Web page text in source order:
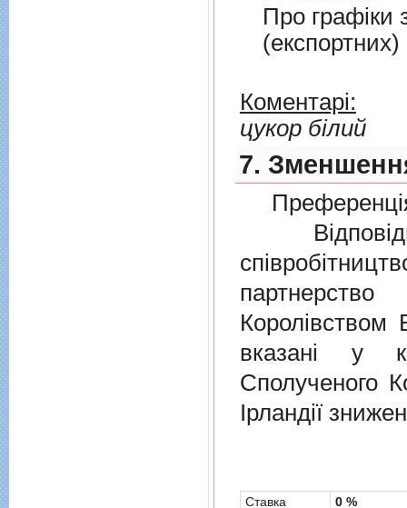
Про графiки
Коментарі:
цукор білий
7.
Королівством
вказані у
Сполученого
Ірландії
Cтавка
0 %